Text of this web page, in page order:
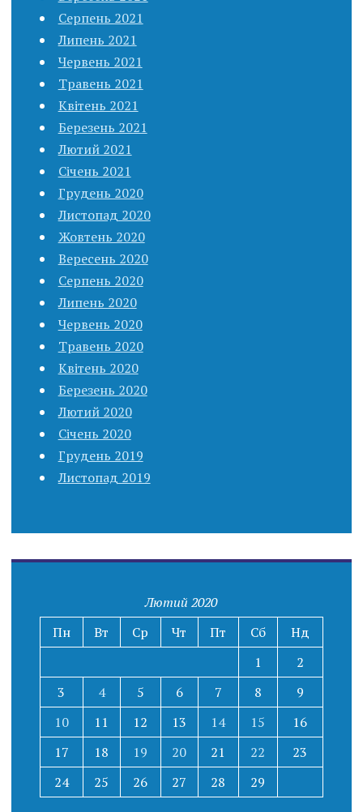
Серпень 2021
Липень 2021
Червень 2021
Травень 2021
Квітень 2021
Березень 2021
Лютий 2021
Січень 2021
Грудень 2020
Листопад 2020
Жовтень 2020
Вересень 2020
Серпень 2020
Липень 2020
Червень 2020
Травень 2020
Квітень 2020
Березень 2020
Лютий 2020
Січень 2020
Грудень 2019
Листопад 2019
Лютий 2020
Пн
Вт Ср Чт Пт Сб
Нд
1
2
3
4 5 6 7 8
9
10
11 12 13 14 15
16
17
18 19 20 21 22
23
24
25 26 27 28 29